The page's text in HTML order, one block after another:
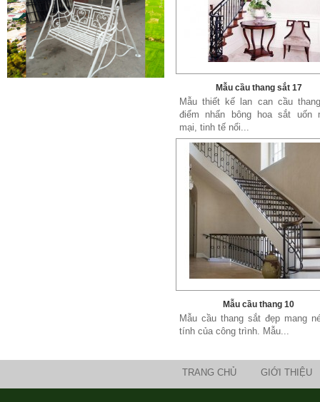
Cửa sắt mẫu 20
Mẫu cầu thang sắt 17
Mẫu thiết kế lan can cầu
điểm nhấn bông hoa sắt uốn
mại, tinh tế nổi...
Mẫu cầu thang 10
Mẫu cầu thang sắt đẹp mang
tính của công trình. Mẫu...
TRANG CHỦ GIỚI THIỆU